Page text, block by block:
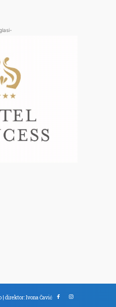
| direktor: Ivona Čavić